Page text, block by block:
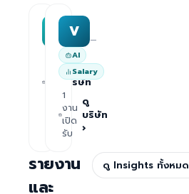
MAA group
—
งาน ดู
บริษัท
V —
AI
Salary
1
งาน
เปิด
รับ
ดู
บริษัท
›
รายงาน
และ
ดู Insights ทั้งหมด